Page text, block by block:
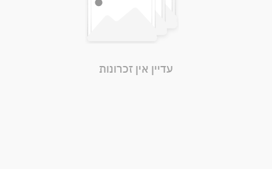
עדיין אין זכרונות